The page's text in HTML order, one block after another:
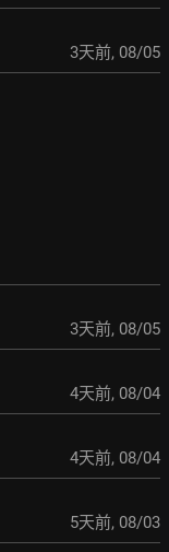
3天前, 08/05
3天前, 08/05
4天前, 08/04
4天前, 08/04
5天前, 08/03